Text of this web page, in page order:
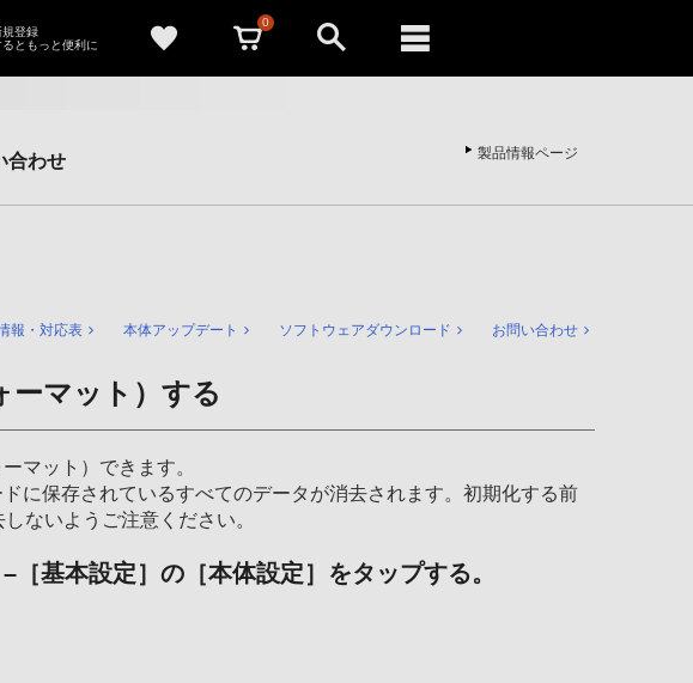
登録
ともっと便利に
0
合わせ 製品情報ページ
報・対応表 本体アップデート ソフトウェアダウンロード お問い合わせ
ーマット）する
マット）できます。
に保存されているすべてのデータが消去されます。初期化する前
ないようご注意ください。
［基本設定］の［本体設定］をタップする。